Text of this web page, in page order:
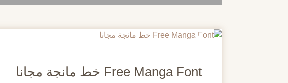
20
Free Manga Font خط مانجة مجانا